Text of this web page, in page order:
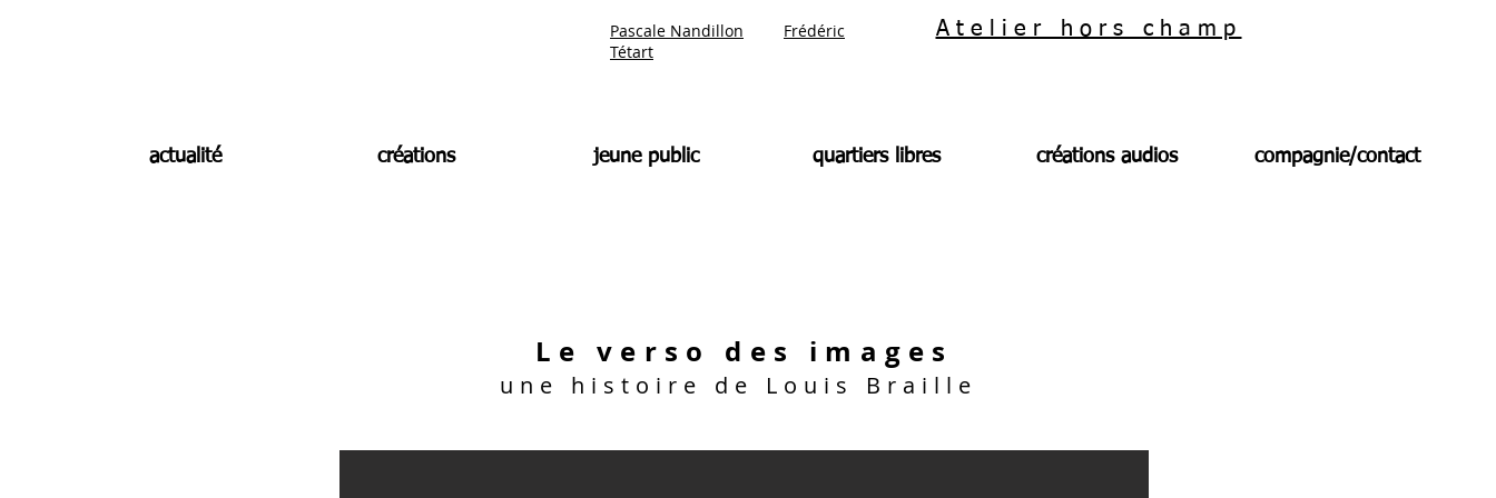
Atelier hors champ
Pascale Nandillon
Frédéric
Tétart
actualité créations jeune public quartiers libres créations audios compagnie/contact
Le verso des images
une histoire de Louis Braille